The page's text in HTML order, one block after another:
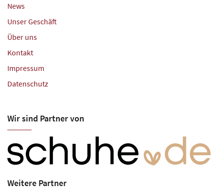
News
Unser Geschäft
Über uns
Kontakt
Impressum
Datenschutz
Wir sind Partner von
Weitere Partner